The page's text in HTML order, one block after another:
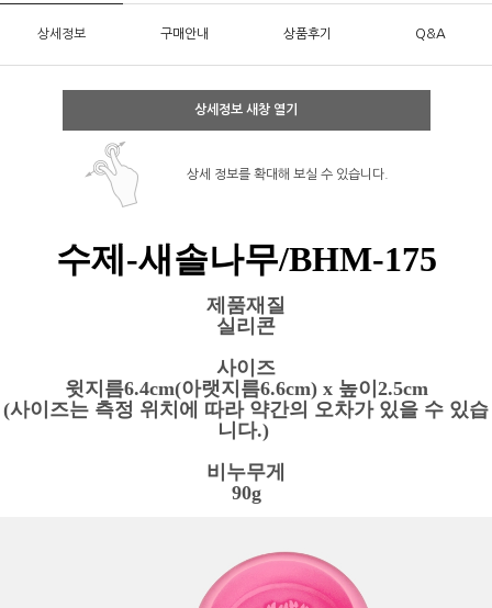
상세정보 구매안내 상품후기 Q&A
상세정보 새창 열기
상세 정보를 확대해 보실 수 있습니다.
수제-새솔나무/BHM-175
제품재질
실리콘
사이즈
윗지름6.4cm(아랫지름6.6cm) x 높이2.5cm
(사이즈는 측정 위치에 따라 약간의 오차가 있을 수 있습
니다.)
비누무게
90g